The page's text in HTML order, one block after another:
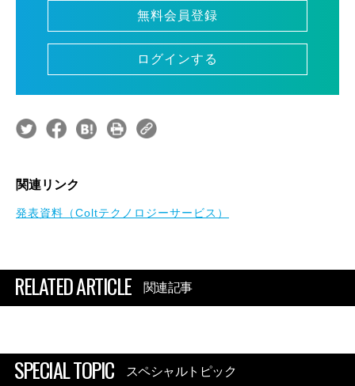
無料会員登録
ログインする
関連リンク
発表資料（Coltテクノロジーサービス）
RELATED ARTICLE 関連記事
SPECIAL TOPIC スペシャルトピック